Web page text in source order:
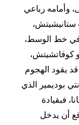
وأمامه رباعي
في خط الوسط،
كوفاتشيتش،
قد يقود الهجوم
بوديمير الذي
فبقيادة
أن يدخل